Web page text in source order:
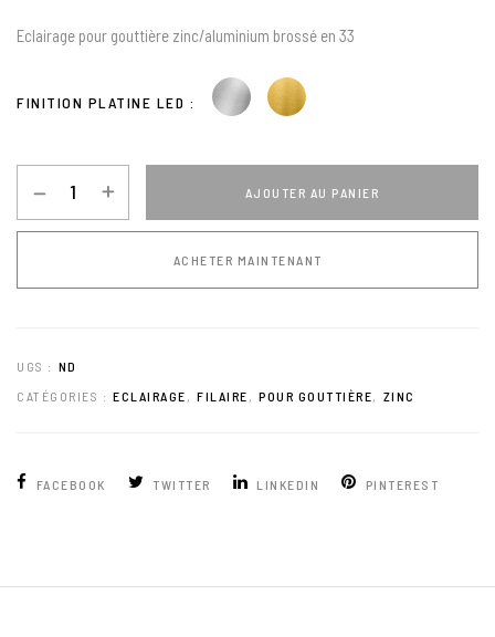
Eclairage pour gouttière zinc/aluminium brossé en 33
FINITION PLATINE LED
AJOUTER AU PANIER
ACHETER MAINTENANT
UGS : ND
CATÉGORIES : ECLAIRAGE , FILAIRE , POUR GOUTTIÈRE, ZINC
FACEBOOK TWITTER LINKEDIN PINTEREST